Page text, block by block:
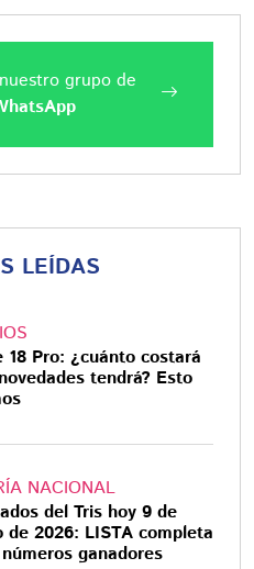
grupo de
LEÍDAS
18 Pro: ¿cuánto costará
tendrá? Esto
NACIONAL
del Tris hoy 9 de
de 2026: LISTA completa
ganadores